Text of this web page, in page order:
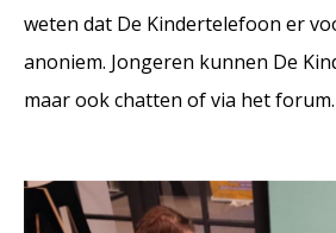
weten dat De Kindertelefoon er
anoniem. Jongeren kunnen De
maar ook chatten of via het forum.